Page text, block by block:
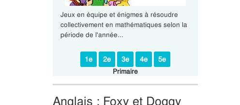
Jeux en équipe et énigmes à résoudre
collectivement en mathématiques selon la
période de l'année...
1e 2e 3e 4e
5e
Primaire
Anglais : Foxy et Doggy